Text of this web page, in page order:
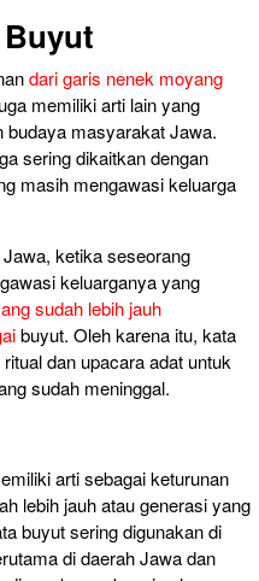
dari garis nenek moyang
memiliki arti lain yang
budaya masyarakat Jawa.
sering dikaitkan dengan
masih mengawasi keluarga
ketika seseorang
keluarganya yang
sudah lebih jauh
buyut. Oleh karena itu, kata
dan upacara adat untuk
sudah meninggal.
arti sebagai keturunan
lebih jauh atau generasi yang
buyut sering digunakan di
di daerah Jawa dan